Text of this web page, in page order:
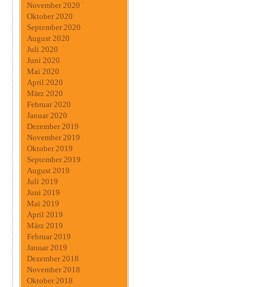
November 2020
Oktober 2020
September 2020
August 2020
Juli 2020
Juni 2020
Mai 2020
April 2020
März 2020
Februar 2020
Januar 2020
Dezember 2019
November 2019
Oktober 2019
September 2019
August 2019
Juli 2019
Juni 2019
Mai 2019
April 2019
März 2019
Februar 2019
Januar 2019
Dezember 2018
November 2018
Oktober 2018